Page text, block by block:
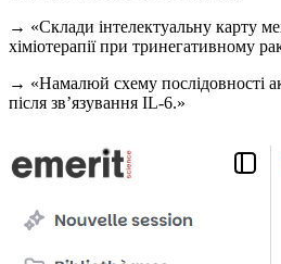
→ «Склади інтелектуальну карту
хіміотерапії при тринегативному
→ «Намалюй схему послідовності
після зв’язування IL-6.»